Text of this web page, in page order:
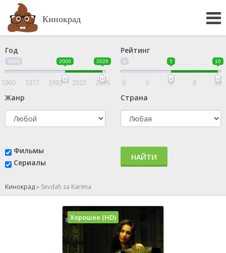
Кинокрад
Год
1960 2000 2026
1960 1977 1993 2010 2026
Рейтинг
0 5 10
0 3 5 8 10
Жанр Страна
Фильмы
Сериалы
НАЙТИ
Кинокрад» Sevdah za Karima
Хорошее (HD)